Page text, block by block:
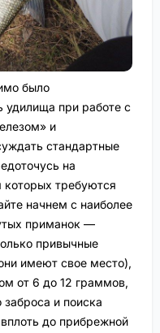
было
удилища при работе с
и
стандартные
на
которых требуются
начнем с наиболее
приманок —
привычные
имеют свое место),
от 6 до 12 граммов,
и поиска
до прибрежной